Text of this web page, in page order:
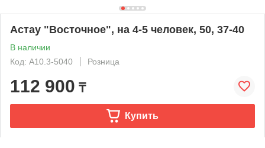
Астау "Восточное", на 4-5 человек, 50, 37-40
В наличии
Код: А10.3-5040
Розница
112 900 ₸
Купить